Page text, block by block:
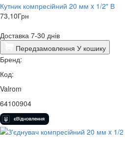
Кутник компресійний 20 мм x 1/2" В
73,10Грн
Доставка 7-30 днів
Передзамовлення У кошику
Бренд:
Код:
Valrom
64100904